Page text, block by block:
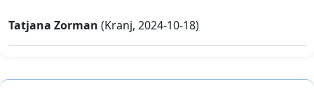
Tatjana Zorman (Kranj, 2024-10-18)